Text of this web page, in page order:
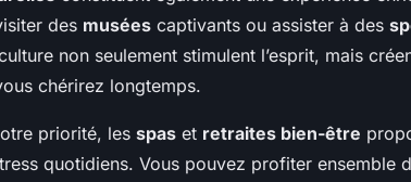
des musées captivants ou assister à des
non seulement stimulent l’esprit, mais
chérirez longtemps.
priorité, les spas et retraites bien-être
quotidiens. Vous pouvez profiter ensemble